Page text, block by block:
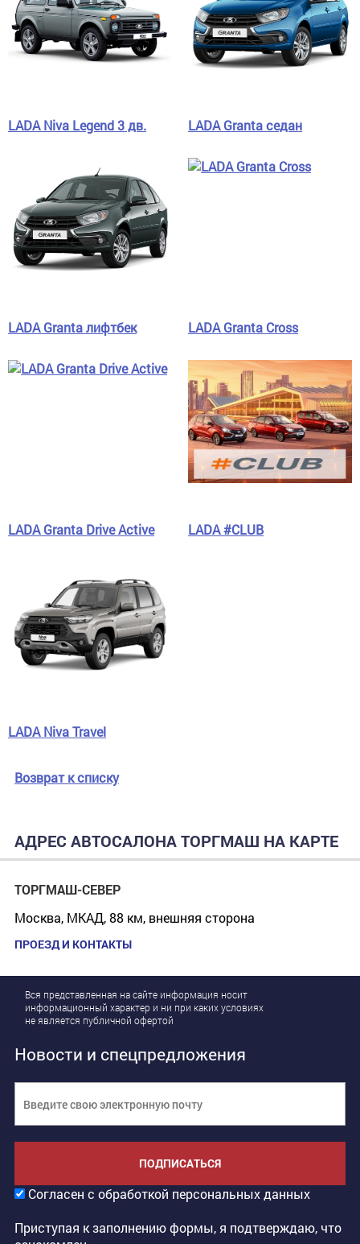
LADA Niva Legend 3 дв. LADA Granta седан
LADA Granta лифтбек LADA Granta Cross
LADA Granta Drive Active LADA #CLUB
LADA Niva Travel
Возврат к списку
АДРЕС АВТОСАЛОНА ТОРГМАШ НА КАРТЕ
ТОРГМАШ-СЕВЕР
Москва, МКАД, 88 км, внешняя сторона
ПРОЕЗД И КОНТАКТЫ
Вся представленная на сайте информация носит
информационный характер и ни при каких условиях
не является публичной офертой
Новости и спецпредложения
ПОДПИСАТЬСЯ
Согласен с обработкой персональных данных
Приступая к заполнению формы, я подтверждаю, что